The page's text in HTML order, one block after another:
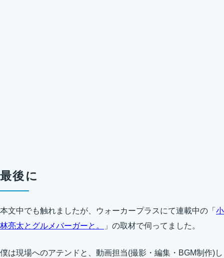
最後に
本文中でも触れましたが、ウォーカープラスにて連載中の「 小
林亮太とグルメバーガーと。
」の取材で伺ってました。
僕は現場へのアテンドと、動画担当(撮影・編集・BGM制作)し